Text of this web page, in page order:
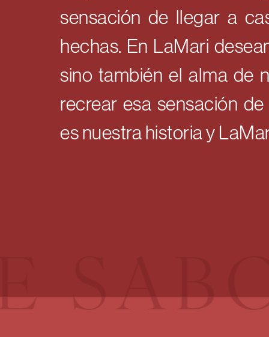
sensación de llegar a
hechas. En LaMari
sino también el alma de
recrear esa sensación
es nuestra historia y